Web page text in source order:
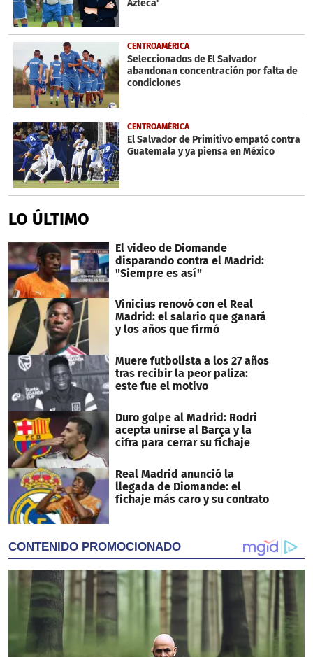
Azteca'
CENTROAMÉRICA
Seleccionados de El Salvador
abandonan concentración por falta de
condiciones
CENTROAMÉRICA
El Salvador de Primitivo empató contra
Guatemala y ya piensa en México
LO ÚLTIMO
El video de Diomande
disparando contra el Madrid:
"Siempre es así"
Vinicius renovó con el Real
Madrid: el salario que ganará
y los años que firmó
Muere futbolista a los 27 años
tras recibir la peor paliza:
este fue el motivo
Duro golpe al Madrid: Rodri
acepta unirse al Barça y la
cifra para cerrar su fichaje
Real Madrid anunció la
llegada de Diomande: el
fichaje más caro y su contrato